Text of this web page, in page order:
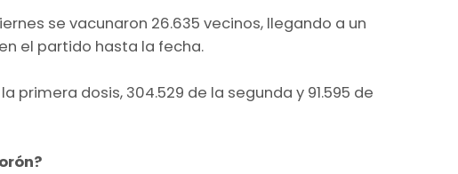
se vacunaron 26.635 vecinos, llegando a un
el partido hasta la fecha.
primera dosis, 304.529 de la segunda y 91.595 de